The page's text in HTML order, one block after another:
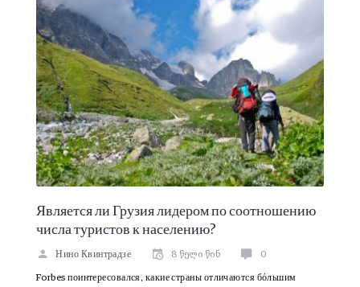
Является ли Грузия лидером по соотношению
числа туристов к населению?
Нино Квинтрадзе 8 წელი წინ 0
Forbes поинтересовался, какие страны отличаются бόльшим